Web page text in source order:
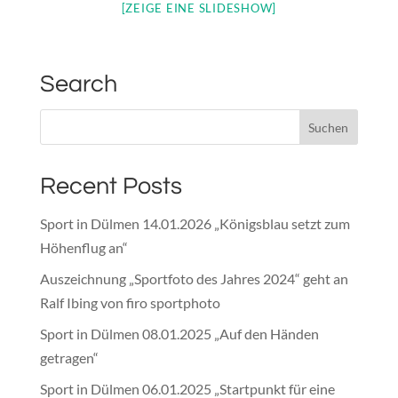
[ZEIGE EINE SLIDESHOW]
Search
Recent Posts
Sport in Dülmen 14.01.2026 „Königsblau setzt zum
Höhenflug an“
Auszeichnung „Sportfoto des Jahres 2024“ geht an
Ralf Ibing von firo sportphoto
Sport in Dülmen 08.01.2025 „Auf den Händen
getragen“
Sport in Dülmen 06.01.2025 „Startpunkt für eine